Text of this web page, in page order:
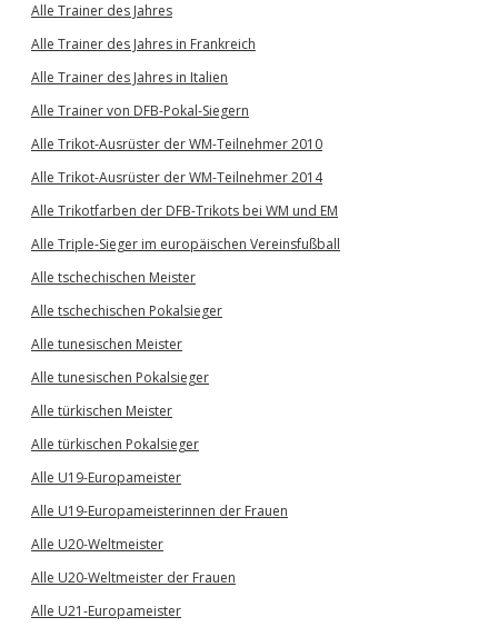
Alle Trainer des Jahres
Alle Trainer des Jahres in Frankreich
Alle Trainer des Jahres in Italien
Alle Trainer von DFB-Pokal-Siegern
Alle Trikot-Ausrüster der WM-Teilnehmer 2010
Alle Trikot-Ausrüster der WM-Teilnehmer 2014
Alle Trikotfarben der DFB-Trikots bei WM und EM
Alle Triple-Sieger im europäischen Vereinsfußball
Alle tschechischen Meister
Alle tschechischen Pokalsieger
Alle tunesischen Meister
Alle tunesischen Pokalsieger
Alle türkischen Meister
Alle türkischen Pokalsieger
Alle U19-Europameister
Alle U19-Europameisterinnen der Frauen
Alle U20-Weltmeister
Alle U20-Weltmeister der Frauen
Alle U21-Europameister